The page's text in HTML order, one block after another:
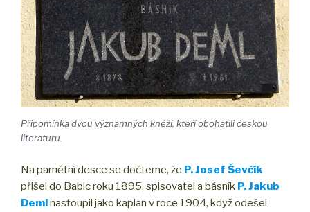
Připomínka dvou významných kněží, kteří obohatili českou
literaturu.
Na pamětní desce se dočteme, že P. Josef Ševčík
přišel do Babic roku 1895, spisovatel a básník P. Jakub
Demlnastoupil jako kaplan v roce 1904, když odešel